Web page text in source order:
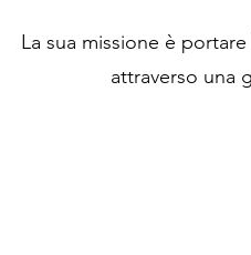
La sua missione è
attraverso una